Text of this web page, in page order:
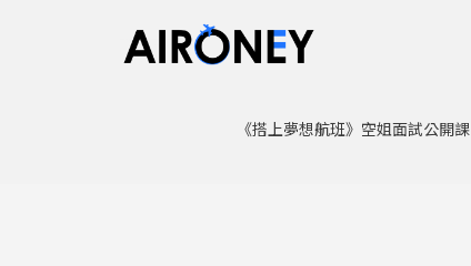
《搭上夢想航班》空姐面試公開課